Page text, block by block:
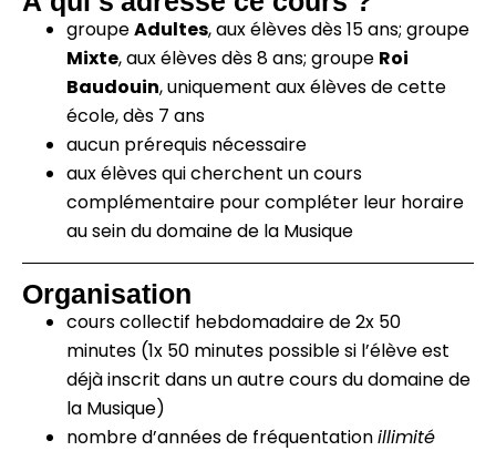
groupeAdultes, aux élèves dès 15 ans; groupe
Mixte, aux élèves dès 8 ans; groupe Roi
Baudouin, uniquement aux élèves de cette
école, dès 7 ans
aucun prérequis nécessaire
aux élèves qui cherchent un cours
complémentaire pour compléter leur horaire
au sein du domaine de la Musique
Organisation
cours collectif hebdomadaire de 2x 50
minutes (1x 50 minutes possible si l’élève est
déjà inscrit dans un autre cours du domaine de
la Musique)
nombre d’années de fréquentationillimité